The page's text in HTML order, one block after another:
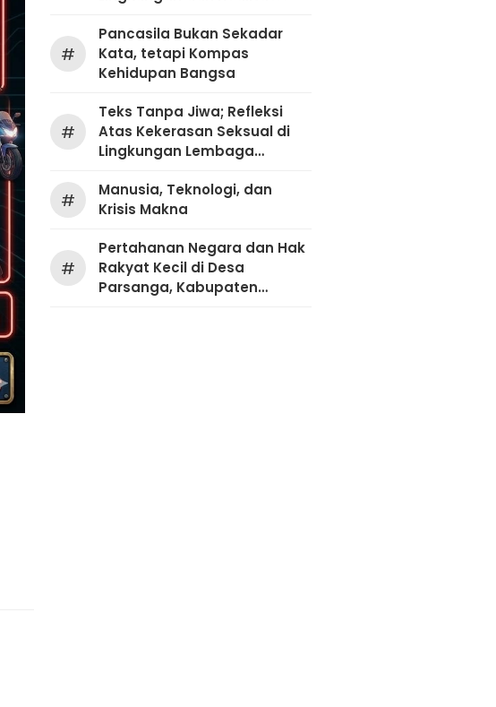
#
Pancasila Bukan Sekadar
Kata, tetapi Kompas
Kehidupan Bangsa
#
Teks Tanpa Jiwa; Refleksi
Atas Kekerasan Seksual di
Lingkungan Lembaga
#
Manusia, Teknologi, dan
Krisis Makna
#
Pertahanan Negara dan Hak
Rakyat Kecil di Desa
Parsanga, Kabupaten